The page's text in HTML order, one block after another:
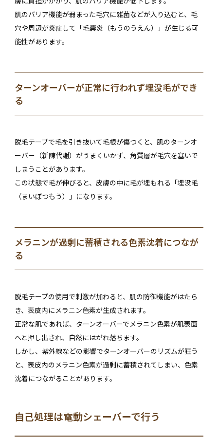
肌のバリア機能が弱まった毛穴に雑菌などが入り込むと、毛
穴や周辺が炎症して「毛嚢炎（もうのうえん）」が生じる可
能性があります。
ターンオーバーが正常に行われず埋没毛ができ
る
脱毛テープで毛を引き抜いて毛根が傷つくと、肌のターンオ
ーバー（新陳代謝）がうまくいかず、角質層が毛穴を塞いで
しまうことがあります。
この状態で毛が伸びると、皮膚の中に毛が埋もれる「埋没毛
（まいぼつもう）」になります。
メラニンが過剰に蓄積される色素沈着につなが
る
脱毛テープの使用で刺激が加わると、肌の防御機能がはたら
き、表皮内にメラニン色素が生成されます。
正常な肌であれば、ターンオーバーでメラニン色素が肌表面
へと押し出され、自然にはがれ落ちます。
しかし、紫外線などの影響でターンオーバーのリズムが狂う
と、表皮内のメラニン色素が過剰に蓄積されてしまい、色素
沈着につながることがあります。
自己処理は電動シェーバーで行う